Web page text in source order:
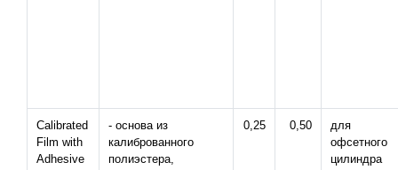
Calibrated
Film with
Adhesive
- основа из
калиброванного
полиэстера,
0,25 0,50
для
офсетного
цилиндра